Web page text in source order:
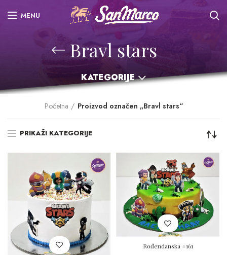
MENU
Bravl stars
KATEGORIJE
Početna Proizvod označen „Bravl stars“
PRIKAŽI KATEGORIJE
Rođendanska #161